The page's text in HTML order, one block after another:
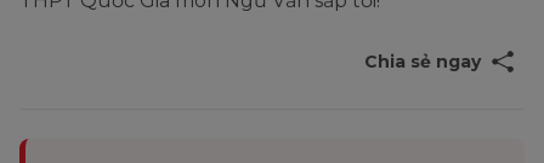
Chia sẻ ngay